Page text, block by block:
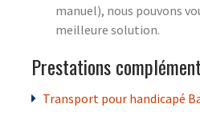
manuel), nous pouvons
meilleure solution.
Prestations
Transport pour handicapé